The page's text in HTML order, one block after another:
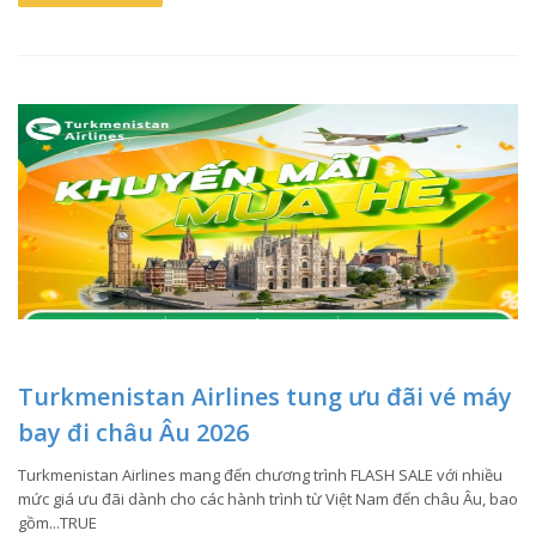
Turkmenistan Airlines tung ưu đãi vé máy
bay đi châu Âu 2026
Turkmenistan Airlines mang đến chương trình FLASH SALE với nhiều
mức giá ưu đãi dành cho các hành trình từ Việt Nam đến châu Âu, bao
gồm...TRUE